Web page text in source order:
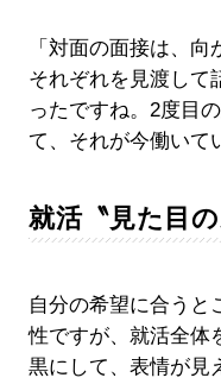
「対面の面接は、
それぞれを見渡して
ったですね。2度目
て、それが今働いて
就活〝見た目
自分の希望に合うと
性ですが、就活全体
黒にして、表情が見